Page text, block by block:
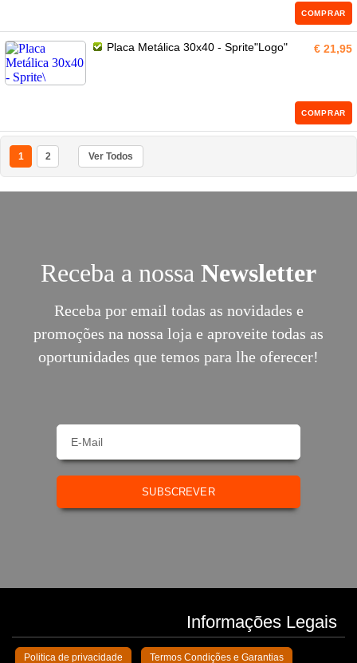
COMPRAR
Placa Metálica 30x40 - Sprite"Logo" € 21,95
COMPRAR
1 2 Ver Todos
Receba a nossa Newsletter
Receba por email todas as novidades e
promoções na nossa loja e aproveite todas as
oportunidades que temos para lhe oferecer!
SUBSCREVER
Informações Legais
Politica de privacidade Termos Condições e Garantias